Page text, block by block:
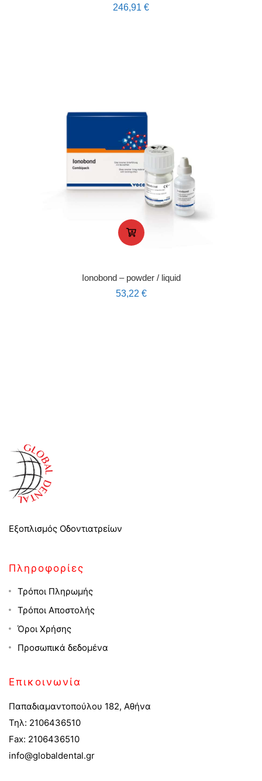
246,91 €
Ionobond – powder / liquid
53,22 €
Εξοπλισμός Οδοντιατρείων
Πληροφορίες
Τρόποι Πληρωμής
Τρόποι Αποστολής
Όροι Χρήσης
Προσωπικά δεδομένα
Επικοινωνία
Παπαδιαμαντοπούλου 182, Αθήνα
Τηλ: 2106436510
Fax: 2106436510
info@globaldental.gr